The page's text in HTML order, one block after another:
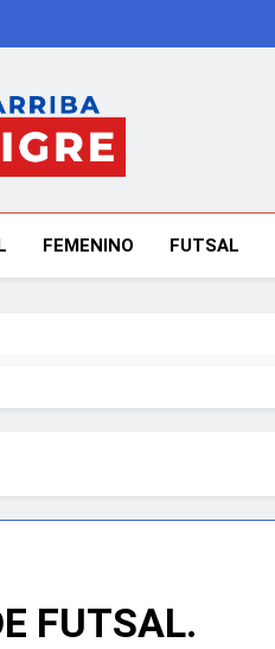
Tigre
FEMENINO FUTSAL
FUTSAL.